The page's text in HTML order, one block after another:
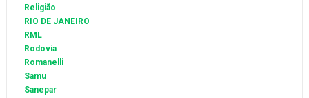
Religião
RIO DE JANEIRO
RML
Rodovia
Romanelli
Samu
Sanepar